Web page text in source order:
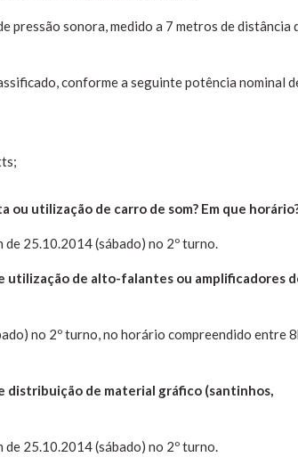
pressão sonora, medido a 7 metros de distância
conforme a seguinte potência nominal
ou utilização de carro de som? Em que
25.10.2014 (sábado) no 2º turno.
de alto-falantes ou amplificadores
no 2º turno, no horário compreendido entre
de material gráfico (santinhos,
25.10.2014 (sábado) no 2º turno.